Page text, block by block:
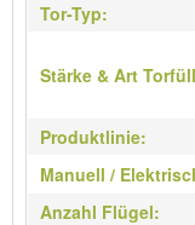
Tor-Typ:
Stärke & Art
Produktlinie:
Manuell /
Anzahl Flügel: